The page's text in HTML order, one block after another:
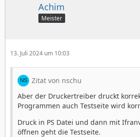
Achim
Meister
13. Juli 2024 um 10:03
Zitat von nschu
Aber der Druckertreiber druckt
Programmen auch Testseite wird
Druck in PS Datei und dann mit
öffnen geht die Testseite.